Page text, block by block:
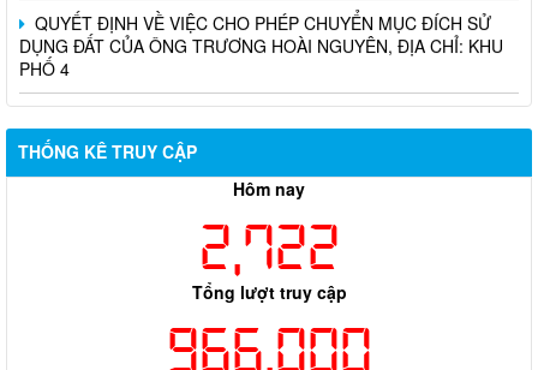
QUYẾT ĐỊNH VỀ VIỆC CHO PHÉP CHUYỂN MỤC ĐÍCH SỬ
DỤNG ĐẤT CỦA ÔNG TRƯƠNG HOÀI NGUYÊN, ĐỊA CHỈ: KHU
PHỐ 4
THỐNG KÊ TRUY CẬP
Hôm nay
2,722
Tổng lượt truy cập
966,000